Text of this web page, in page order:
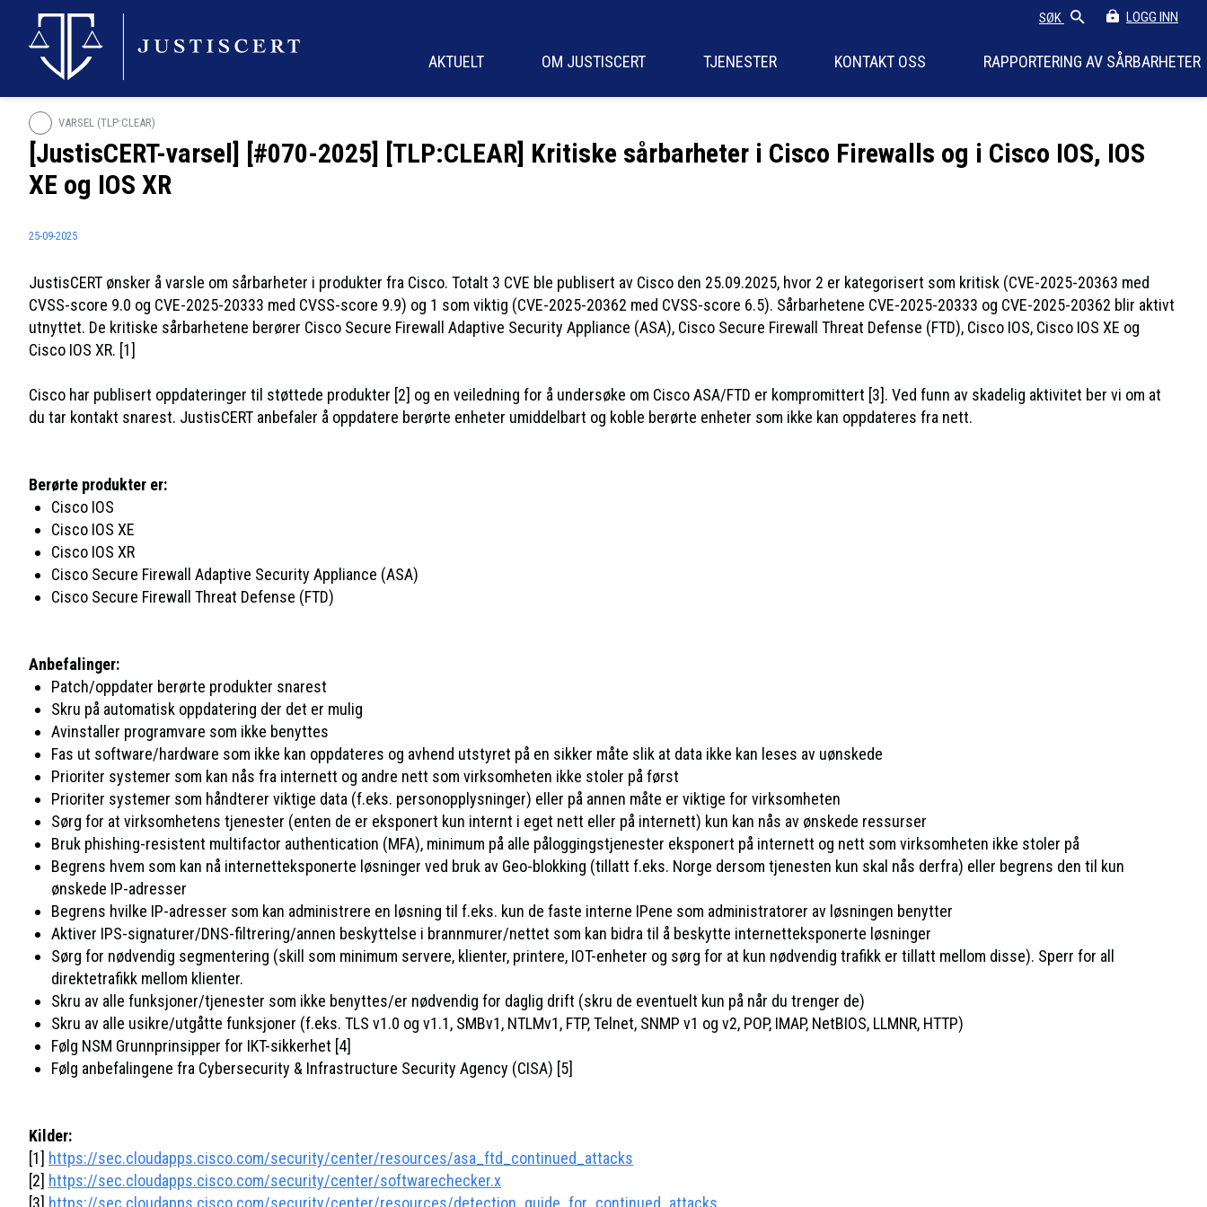
SØK LOGG INN
AKTUELT OM JUSTISCERT TJENESTER KONTAKT OSS RAPPORTERING AV SÅRBARHETER
VARSEL (TLP:CLEAR)
[JustisCERT-varsel] [#070-2025] [TLP:CLEAR] Kritiske sårbarheter i Cisco Firewalls og i Cisco IOS, IOS
XE og IOS XR
25-09-2025
JustisCERT ønsker å varsle om sårbarheter i produkter fra Cisco. Totalt 3 CVE ble publisert av Cisco den 25.09.2025, hvor 2 er kategorisert som kritisk (CVE-2025-20363 med
CVSS-score 9.0 og CVE-2025-20333 med CVSS-score 9.9) og 1 som viktig (CVE-2025-20362 med CVSS-score 6.5). Sårbarhetene CVE-2025-20333 og CVE-2025-20362 blir aktivt
utnyttet. De kritiske sårbarhetene berører Cisco Secure Firewall Adaptive Security Appliance (ASA), Cisco Secure Firewall Threat Defense (FTD), Cisco IOS, Cisco IOS XE og
Cisco IOS XR. [1]
Cisco har publisert oppdateringer til støttede produkter [2] og en veiledning for å undersøke om Cisco ASA/FTD er kompromittert [3]. Ved funn av skadelig aktivitet ber vi om at
du tar kontakt snarest. JustisCERT anbefaler å oppdatere berørte enheter umiddelbart og koble berørte enheter som ikke kan oppdateres fra nett.
Berørte produkter er:
Cisco IOS
Cisco IOS XE
Cisco IOS XR
Cisco Secure Firewall Adaptive Security Appliance (ASA)
Cisco Secure Firewall Threat Defense (FTD)
Anbefalinger:
Patch/oppdater berørte produkter snarest
Skru på automatisk oppdatering der det er mulig
Avinstaller programvare som ikke benyttes
Fas ut software/hardware som ikke kan oppdateres og avhend utstyret på en sikker måte slik at data ikke kan leses av uønskede
Prioriter systemer som kan nås fra internett og andre nett som virksomheten ikke stoler på først
Prioriter systemer som håndterer viktige data (f.eks. personopplysninger) eller på annen måte er viktige for virksomheten
Sørg for at virksomhetens tjenester (enten de er eksponert kun internt i eget nett eller på internett) kun kan nås av ønskede ressurser
Bruk phishing-resistent multifactor authentication (MFA), minimum på alle påloggingstjenester eksponert på internett og nett som virksomheten ikke stoler på
Begrens hvem som kan nå internetteksponerte løsninger ved bruk av Geo-blokking (tillatt f.eks. Norge dersom tjenesten kun skal nås derfra) eller begrens den til kun
ønskede IP-adresser
Begrens hvilke IP-adresser som kan administrere en løsning til f.eks. kun de faste interne IPene som administratorer av løsningen benytter
Aktiver IPS-signaturer/DNS-filtrering/annen beskyttelse i brannmurer/nettet som kan bidra til å beskytte internetteksponerte løsninger
Sørg for nødvendig segmentering (skill som minimum servere, klienter, printere, IOT-enheter og sørg for at kun nødvendig trafikk er tillatt mellom disse). Sperr for all
direktetrafikk mellom klienter.
Skru av alle funksjoner/tjenester som ikke benyttes/er nødvendig for daglig drift (skru de eventuelt kun på når du trenger de)
Skru av alle usikre/utgåtte funksjoner (f.eks. TLS v1.0 og v1.1, SMBv1, NTLMv1, FTP, Telnet, SNMP v1 og v2, POP, IMAP, NetBIOS, LLMNR, HTTP)
Følg NSM Grunnprinsipper for IKT-sikkerhet [4]
Følg anbefalingene fra Cybersecurity & Infrastructure Security Agency (CISA) [5]
Kilder:
[1] https://sec.cloudapps.cisco.com/security/center/resources/asa_ftd_continued_attacks
[2] https://sec.cloudapps.cisco.com/security/center/softwarechecker.x
[3] https://sec.cloudapps.cisco.com/security/center/resources/detection_guide_for_continued_attacks